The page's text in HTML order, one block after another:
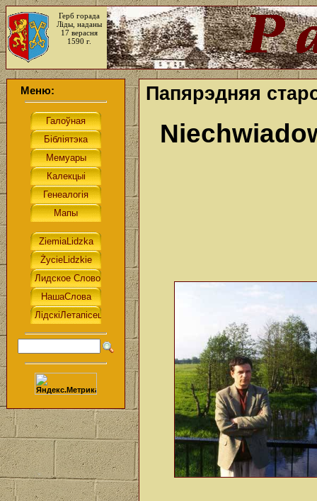
Герб горада
Ліды, наданы
17 верасня
1590 г.
Меню: Папярэдняя